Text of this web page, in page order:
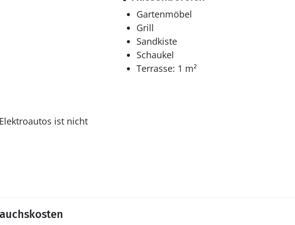
Gartenmöbel
Grill
Sandkiste
Schaukel
Terrasse: 1 m²
ist nicht